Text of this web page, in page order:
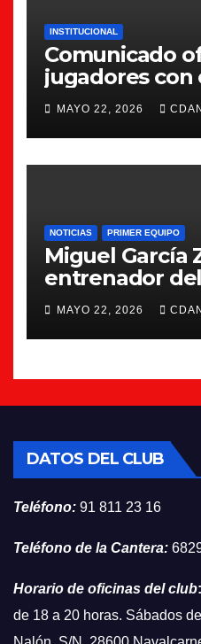
INSTITUCIONAL
Comunicado
jugadores con
la 26/27
MAYO 22, 2026
NOTICIAS PRIMER EQUIPO
Miguel García
entrenador
Navalcarnero
MAYO 22, 2026
DATOS DEL CLUB
Teléfono: 91 811 23 16
Teléfono de la Cantera:
Horario de oficinas del club:
de 18 a 20 horas. Sábados